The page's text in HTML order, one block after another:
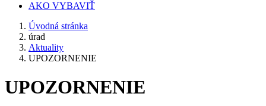
AKO VYBAVIŤ
Úvodná stránka
úrad
Aktuality
UPOZORNENIE
UPOZORNENIE